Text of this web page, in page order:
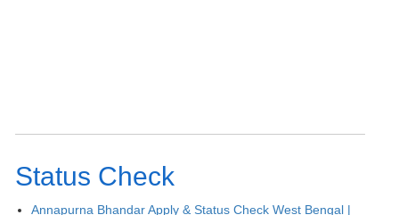
Status Check
Annapurna Bhandar Apply & Status Check West Bengal |